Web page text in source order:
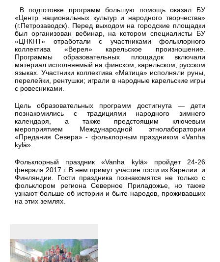
В подготовке программ большую помощь оказал БУ
«Центр национальных культур и народного творчества»
(г.Петрозаводск). Перед выходом на городские площадки
был организован вебинар, на котором специалисты БУ
«ЦНКНТ» отработали с участниками фольклорного
коллектива «Верея» карельское произношение.
Программы образовательных площадок включали
материал исполняемый на финском, карельском, русском
языках. Участники коллектива «Матица» исполняли руны,
перелейки, рентушки; играли в народные карельские игры
с ровесниками.
Цель образовательных программ достигнута — дети
познакомились с традициями народного зимнего
календаря, а также предстоящим ключевым
мероприятием Международной этнолаборатории
«Предания Севера» - фольклорным праздником «Vanha
kylä».
Фольклорный праздник «Vanha kylä» пройдет 24-26
февраля 2017 г. В нем примут участие гости из Карелии и
Финляндии. Гости праздника познакомятся не только с
фольклором региона Северное Приладожье, но также
узнают больше об истории и быте народов, проживавших
на этих землях.